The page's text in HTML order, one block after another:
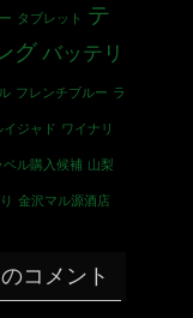
タブレット
テ
グバッテリ
フレンチブルー ラ
イジャド ワイナリ
ベル購入候補 山梨
金沢マル源酒店
コメント